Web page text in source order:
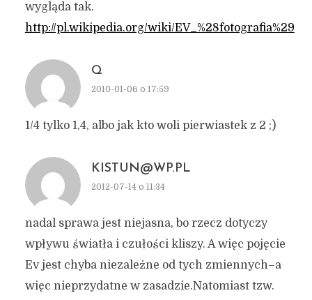
wygląda tak.
http://pl.wikipedia.org/wiki/EV_%28fotografia%29
Q
2010-01-06 o 17:59
1/4 tylko 1,4, albo jak kto woli pierwiastek z 2 ;)
KISTUN@WP.PL
2012-07-14 o 11:34
nadal sprawa jest niejasna, bo rzecz dotyczy
wpływu światła i czułości kliszy. A więc pojęcie
Ev jest chyba niezależne od tych zmiennych–a
więc nieprzydatne w zasadzie.Natomiast tzw.